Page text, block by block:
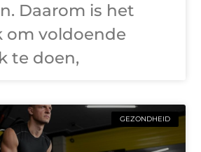
Daarom is het
om voldoende
te doen,
GEZONDHEID